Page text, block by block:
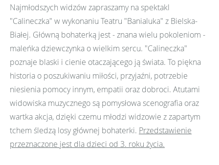
Najmłodszych widzów zapraszamy na spektakl
"Calineczka" w wykonaniu Teatru "Banialuka" z Bielska-
Białej. Główną bohaterką jest - znana wielu pokoleniom -
maleńka dziewczynka o wielkim sercu. "Calineczka"
poznaje blaski i cienie otaczającego ją świata. To piękna
historia o poszukiwaniu miłości, przyjaźni, potrzebie
niesienia pomocy innym, empatii oraz dobroci. Atutami
widowiska muzycznego są pomysłowa scenografia oraz
wartka akcja, dzięki czemu młodzi widzowie z zapartym
tchem śledzą losy głównej bohaterki. Przedstawienie
przeznaczone jest dla dzieci od 3. roku życia.